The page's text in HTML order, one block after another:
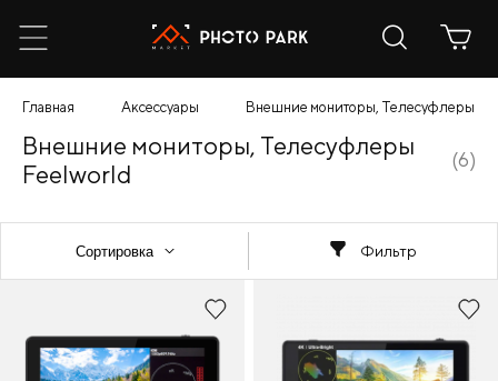
Главная Аксессуары Внешние мониторы, Телесуфлеры
Внешние мониторы, Телесуфлеры
Feelworld
(6)
Фильтр